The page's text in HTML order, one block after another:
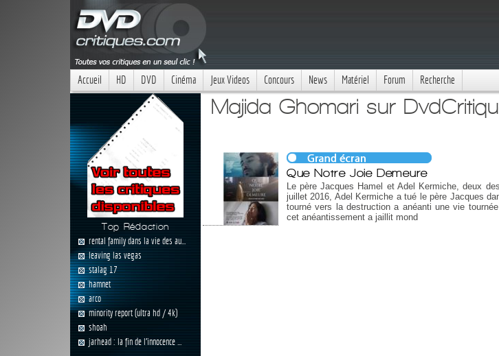
Accueil HD DVD Cinéma Jeux Videos Concours News Matériel Forum Recherche
Top Rédaction
rental family dans la vie des au...
leaving las vegas
stalag 17
hamnet
arco
minority report (ultra hd / 4k)
shoah
jarhead : la fin de l'innocence ...
Majida Ghomari sur
Que Notre Joie Demeure
Le père Jacques Hamel et Adel Kermiche, deux
juillet 2016, Adel Kermiche a tué le père Jacques
tourné vers la destruction a anéanti une vie
cet anéantissement a jaillit mond